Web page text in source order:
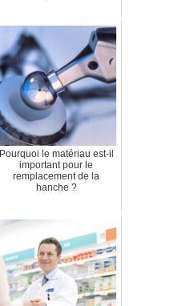
Pourquoi le matériau est-il
important pour le
remplacement de la
hanche ?